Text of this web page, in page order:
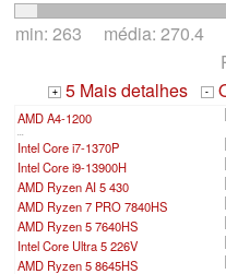
min: 263 média: 270.4
+ 5 Mais detalhes -
AMD A4-1200
...
Intel Core i7-1370P
Intel Core i9-13900H
AMD Ryzen AI 5 430
AMD Ryzen 7 PRO 7840HS
AMD Ryzen 5 7640HS
Intel Core Ultra 5 226V
AMD Ryzen 5 8645HS